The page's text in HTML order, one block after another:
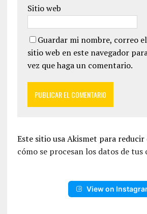
Sitio web
Guardar mi nombre, correo
sitio web en este navegador
vez que haga un comentario.
Este sitio usa Akismet para reducir
cómo se procesan los datos de tus
View on